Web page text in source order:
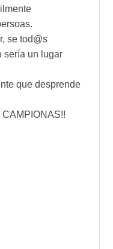
se tod@s
sería un lugar
que desprende